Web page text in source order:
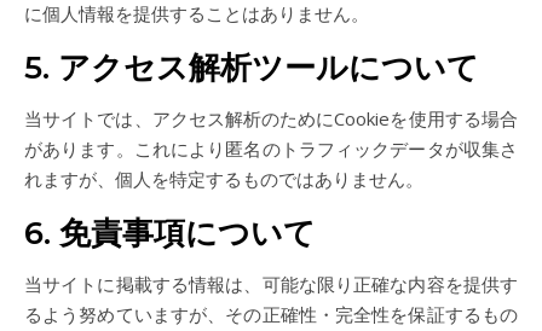
に個人情報を提供することはありません。
5. アクセス解析ツールについて
当サイトでは、アクセス解析のためにCookieを使用する場合
があります。これにより匿名のトラフィックデータが収集さ
れますが、個人を特定するものではありません。
6. 免責事項について
当サイトに掲載する情報は、可能な限り正確な内容を提供す
るよう努めていますが、その正確性・完全性を保証するもの